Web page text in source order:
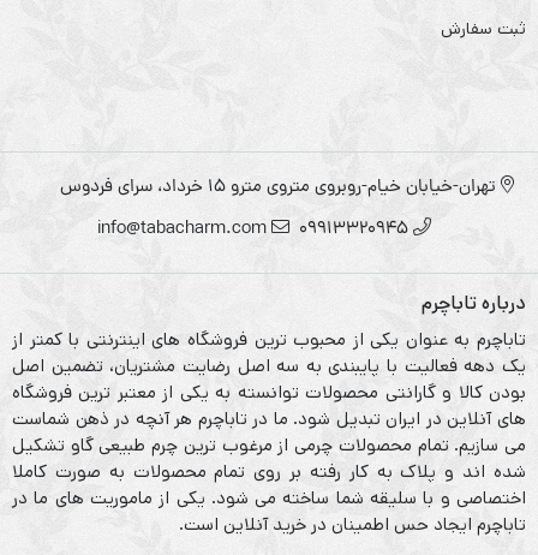
ثبت سفارش
تهران-خیابان خیام-روبروی متروی مترو ۱۵ خرداد، سرای فردوس
09913320945
info@tabacharm.com
درباره تاباچرم
تاباچرم به عنوان یکی از محبوب ترین فروشگاه های اینترنتی با کمتر از
یک دهه فعالیت با پایبندی به سه اصل رضایت مشتریان، تضمین اصل
بودن کالا و گارانتی محصولات توانسته به یکی از معتبر ترین فروشگاه
های آنلاین در ایران تبدیل شود. ما در تاباچرم هر آنچه در ذهن شماست
می سازیم. تمام محصولات چرمی از مرغوب ترین چرم طبیعی گاو تشکیل
شده اند و پلاک به کار رفته بر روی تمام محصولات به صورت کاملا
اختصاصی و با سلیقه شما ساخته می شود. یکی از ماموریت های ما در
تاباچرم ایجاد حس اطمینان در خرید آنلاین است.